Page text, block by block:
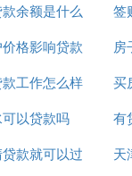
买家吗
余额是什么
意思
签
格影响贷款
额么
房
工作怎么样
买
以贷款吗
有
款就可以过 天